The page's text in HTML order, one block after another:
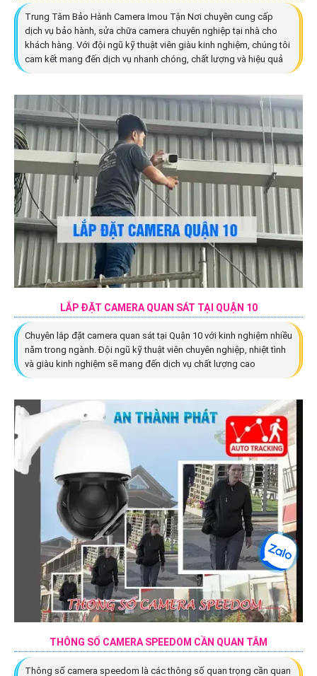
Trung Tâm Bảo Hành Camera Imou Tận Nơi chuyên cung cấp
dịch vụ bảo hành, sửa chữa camera chuyên nghiệp tại nhà cho
khách hàng. Với đội ngũ kỹ thuật viên giàu kinh nghiệm, chúng tôi
cam kết mang đến dịch vụ nhanh chóng, chất lượng và hiệu quả
LẮP ĐẶT CAMERA QUAN SÁT TẠI QUẬN 10
Chuyên lắp đặt camera quan sát tại Quận 10 với kinh nghiệm nhiều
năm trong ngành. Đội ngũ kỹ thuật viên chuyên nghiệp, nhiệt tình
và giàu kinh nghiệm sẽ mang đến dịch vụ chất lượng cao
THÔNG SỐ CAMERA SPEEDOM CẦN QUAN TÂM
Thông số camera speedom là các thông số quan trọng cần quan